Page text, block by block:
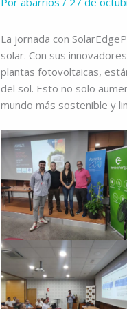
La jornada con
solar. Con sus
plantas fotovoltaicas,
del sol. Esto no solo
mundo más sostenible y